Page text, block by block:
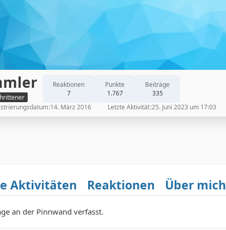
Reaktionen
7
Punkte
1.767
Beiträge
335
14. März 2016 Letzte Aktivität 25. Juni 2023 um 17:03
Aktivitäten Reaktionen Über mich
an der Pinnwand verfasst.